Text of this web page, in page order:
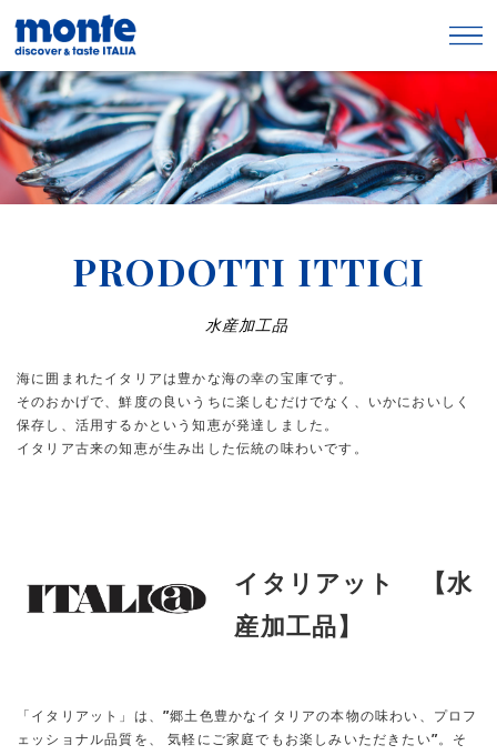
PRODOTTI ITTICI
水産加工品
海に囲まれたイタリアは豊かな海の幸の宝庫です。
そのおかげで、鮮度の良いうちに楽しむだけでなく、いかにおいしく
保存し、活用するかという知恵が発達しました。
イタリア古来の知恵が生み出した伝統の味わいです。
イタリアット 【水
産加工品】
「イタリアット」は、”郷土色豊かなイタリアの本物の味わい、プロフ
ェッショナル品質を、 気軽にご家庭でもお楽しみいただきたい”。そ